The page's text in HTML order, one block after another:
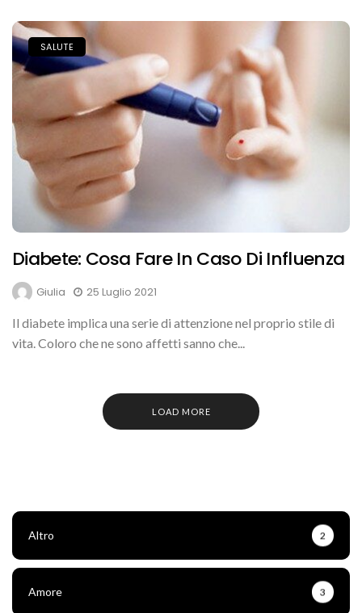
SALUTE
Diabete: Cosa Fare In Caso Di Influenza
Giulia
25 Luglio 2021
Il diabete implica una serie di attenzione nel proprio stile di
vita. Coloro che ne sono affetti sanno che...
LOAD MORE
Altro 2
Amore 3